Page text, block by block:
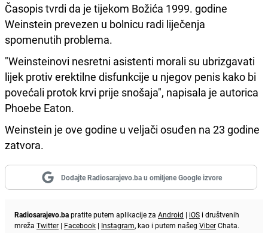
Časopis tvrdi da je tijekom Božića 1999. godine
Weinstein prevezen u bolnicu radi liječenja
spomenutih problema.
"Weinsteinovi nesretni asistenti morali su ubrizgavati
lijek protiv erektilne disfunkcije u njegov penis kako bi
povećali protok krvi prije snošaja", napisala je autorica
Phoebe Eaton.
Weinstein je ove godine u veljači osuđen na 23 godine
zatvora.
Dodajte Radiosarajevo.ba u omiljene Google izvore
Radiosarajevo.bapratite putem aplikacije za Android | iOS i društvenih
mreža Twitter | Facebook | Instagram, kao i putem našeg ViberChata.